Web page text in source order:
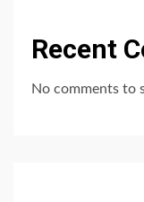
Recent
No comments to